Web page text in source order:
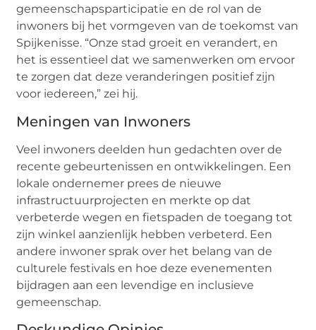
gemeenschapsparticipatie en de rol van de
inwoners bij het vormgeven van de toekomst van
Spijkenisse. “Onze stad groeit en verandert, en
het is essentieel dat we samenwerken om ervoor
te zorgen dat deze veranderingen positief zijn
voor iedereen,” zei hij.
Meningen van Inwoners
Veel inwoners deelden hun gedachten over de
recente gebeurtenissen en ontwikkelingen. Een
lokale ondernemer prees de nieuwe
infrastructuurprojecten en merkte op dat
verbeterde wegen en fietspaden de toegang tot
zijn winkel aanzienlijk hebben verbeterd. Een
andere inwoner sprak over het belang van de
culturele festivals en hoe deze evenementen
bijdragen aan een levendige en inclusieve
gemeenschap.